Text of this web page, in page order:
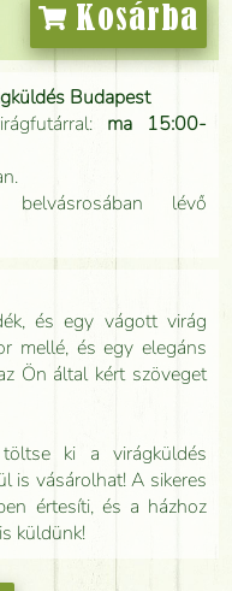
Kosárba
Budapest
ma 15:00-
belvásrosában lévő
és egy vágott virág
mellé, és egy elegáns
Ön által kért szöveget
ki a virágküldés
is vásárolhat! A sikeres
értesíti, és a házhoz
küldünk!